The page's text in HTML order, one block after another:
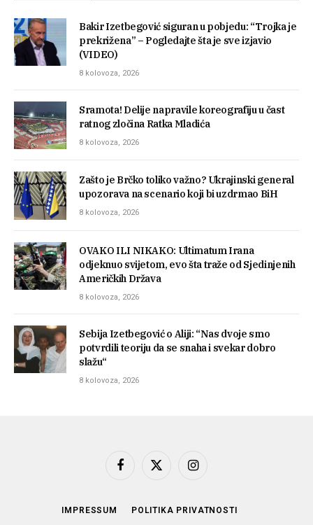
Bakir Izetbegović siguran u pobjedu: “Trojka je
prekrižena” – Pogledajte šta je sve izjavio
(VIDEO)
8 kolovoza, 2026
Sramota! Delije napravile koreografiju u čast
ratnog zločina Ratka Mladića
8 kolovoza, 2026
Zašto je Brčko toliko važno? Ukrajinski general
upozorava na scenario koji bi uzdrmao BiH
8 kolovoza, 2026
OVAKO ILI NIKAKO: Ultimatum Irana
odjeknuo svijetom, evo šta traže od Sjedinjenih
Američkih Država
8 kolovoza, 2026
Sebija Izetbegović o Aliji: “Nas dvoje smo
potvrdili teoriju da se snaha i svekar dobro
slažu“
8 kolovoza, 2026
Facebook
X
Instagram
IMPRESSUM POLITIKA PRIVATNOSTI